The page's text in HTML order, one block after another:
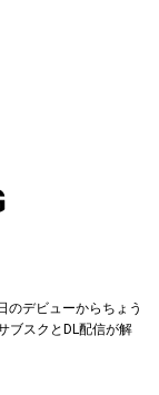
のデビューからちょう
ブスクとDL配信が解